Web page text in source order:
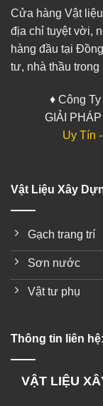
Cửa hàng Vật
địa chỉ tuyệt vời,
hàng đầu tại
tư, nhà thầu
♦ Công
GIẢI
Uy Tín
Vật Liệu Xây
Gạch trang trí
Sơn nước
Vật tư phụ
Thông tin liên hệ:
VẬT LIỆU